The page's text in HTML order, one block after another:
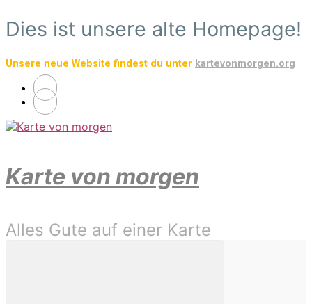
Zum
Hauptinhalt
Dies ist unsere alte Homepage!
Unsere neue Website findest du unter kartevonmorgen.org
Karte von morgen
Alles Gute auf einer Karte